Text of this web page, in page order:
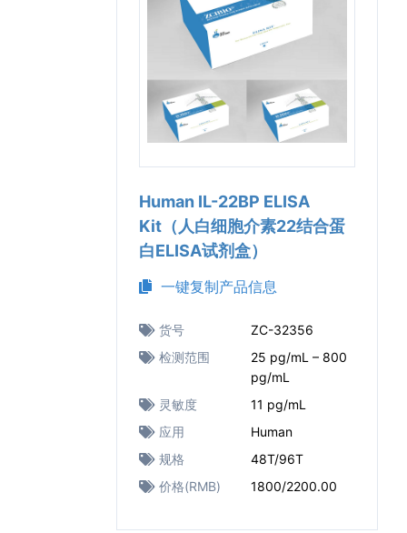
Human IL-22BP ELISA
Kit（人白细胞介素22结合蛋
白ELISA试剂盒）
一键复制产品信息
货号
ZC-32356
检测范围
25 pg/mL – 800
pg/mL
灵敏度
11 pg/mL
应用
Human
规格
48T/96T
价格(RMB)
1800/2200.00